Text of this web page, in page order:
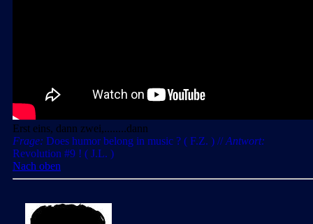
Erst eins, dann zwei,........dann
Frage: Does humor belong in music ? ( F.Z. ) //Antwort:
Revolution #9 ! ( J.L. )
Nach oben